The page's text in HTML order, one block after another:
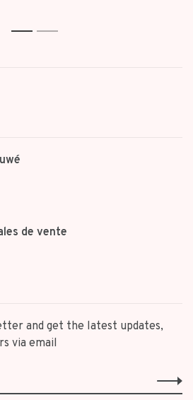
1 2
de vente
and get the latest updates,
via email